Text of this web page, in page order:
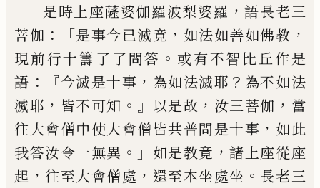
是時上座薩婆伽羅波梨婆羅 ，語長老三
菩伽 ：「是事今已滅竟 ， 如法如善如佛教 ，
現前行十籌了了問答 。 或有不智 比丘作是
語 ：『今滅是十事 ， 為如法滅耶 ？ 為不如法
滅耶 ， 皆不可知 。』 以是故 ， 汝三菩伽 ， 當
往大會僧中使大會僧皆共普問是十事 ， 如此
我答汝令一無異 。」 如是教竟 ，諸上座從座
起 ， 往至大會僧處 ， 還至本坐處坐 。 長老三